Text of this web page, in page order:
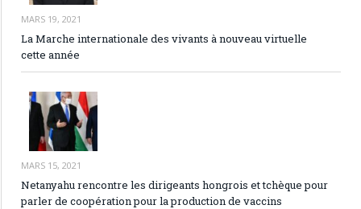
MARS 19, 2021
La Marche internationale des vivants à nouveau virtuelle
cette année
MARS 15, 2021
Netanyahu rencontre les dirigeants hongrois et tchèque pour
parler de coopération pour la production de vaccins